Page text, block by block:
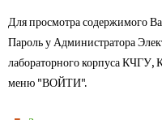
Для просмотра содержимого
Пароль у Администратора
лабораторного корпуса КЧГУ,
меню "ВОЙТИ".